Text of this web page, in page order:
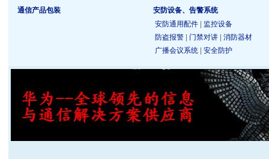
通信产品包装
安防设备、告警系统
安防通用配件
监控设备
防盗报警
门禁对讲
消防器材
广播会议系统
安全防护